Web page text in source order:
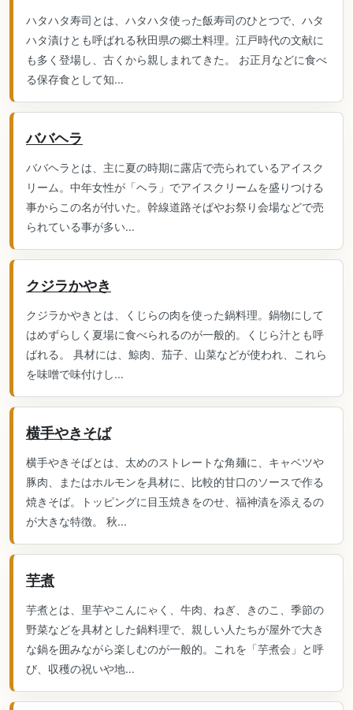
ハタハタ寿司とは、ハタハタ使った飯寿司のひとつで、ハタ
ハタ漬けとも呼ばれる秋田県の郷土料理。江戸時代の文献に
も多く登場し、古くから親しまれてきた。 お正月などに食べ
る保存食として知...
ババヘラ
ババヘラとは、主に夏の時期に露店で売られているアイスク
リーム。中年女性が「ヘラ」でアイスクリームを盛りつける
事からこの名が付いた。幹線道路そばやお祭り会場などで売
られている事が多い...
クジラかやき
クジラかやきとは、くじらの肉を使った鍋料理。鍋物にして
はめずらしく夏場に食べられるのが一般的。くじら汁とも呼
ばれる。 具材には、鯨肉、茄子、山菜などが使われ、これら
を味噌で味付けし...
横手やきそば
横手やきそばとは、太めのストレートな角麺に、キャベツや
豚肉、またはホルモンを具材に、比較的甘口のソースで作る
焼きそば。トッピングに目玉焼きをのせ、福神漬を添えるの
が大きな特徴。 秋...
芋煮
芋煮とは、里芋やこんにゃく、牛肉、ねぎ、きのこ、季節の
野菜などを具材とした鍋料理で、親しい人たちが屋外で大き
な鍋を囲みながら楽しむのが一般的。これを「芋煮会」と呼
び、収穫の祝いや地...